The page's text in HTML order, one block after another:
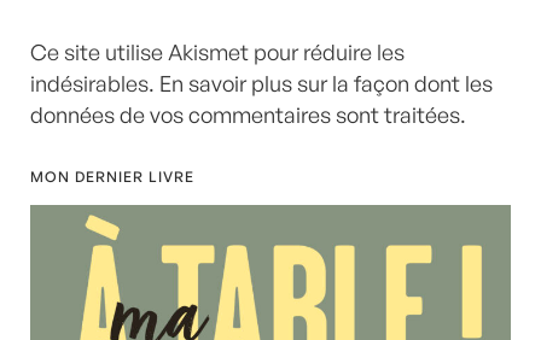
Ce site utilise Akismet pour réduire les
indésirables. En savoir plus sur la façon dont les
données de vos commentaires sont traitées.
MON DERNIER LIVRE